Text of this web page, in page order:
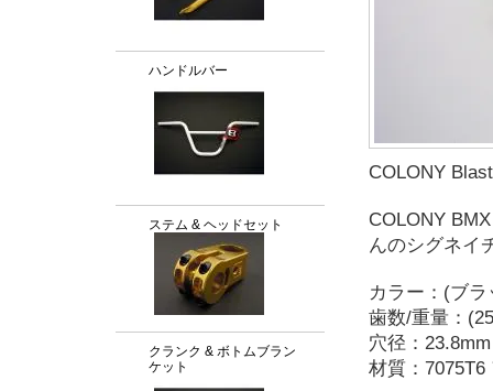
ハンドルバー
ステム & ヘッドセット
クランク & ボトムブラン
ケット
COLONY
COLONY
んのシグネイ
カラー：(ブ
歯数/重量：
穴径：
材質：7075T6